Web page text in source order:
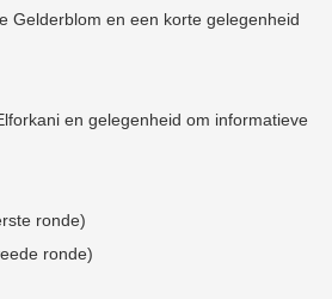
Gelderblom en een korte gelegenheid
en gelegenheid om informatieve
ronde)
ronde)